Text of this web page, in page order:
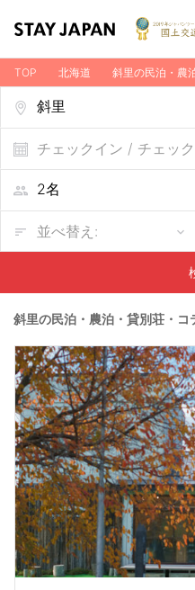
TOP 北海道 斜里の民泊・農
チェックイン / チェッ
並べ替え:
斜里の民泊・農泊・貸別荘・コ